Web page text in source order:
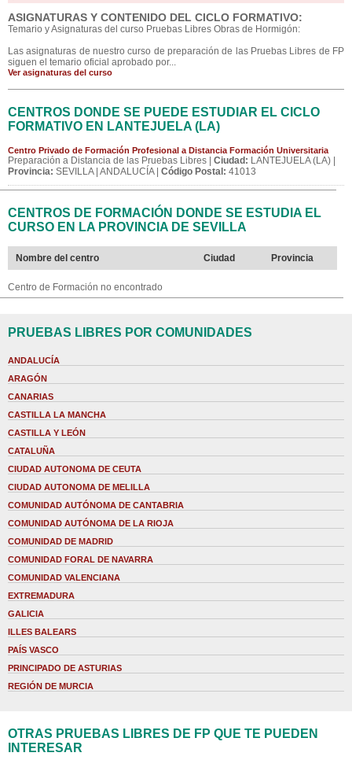
ASIGNATURAS Y CONTENIDO DEL CICLO FORMATIVO:
Temario y Asignaturas del curso Pruebas Libres Obras de Hormigón:
Las asignaturas de nuestro curso de preparación de las Pruebas Libres de FP
siguen el temario oficial aprobado por...
Ver asignaturas del curso
CENTROS DONDE SE PUEDE ESTUDIAR EL CICLO
FORMATIVO EN LANTEJUELA (LA)
Centro Privado de Formación Profesional a Distancia Formación Universitaria
Preparación a Distancia de las Pruebas Libres | Ciudad: LANTEJUELA (LA) |
Provincia: SEVILLA | ANDALUCÍA | Código Postal: 41013
CENTROS DE FORMACIÓN DONDE SE ESTUDIA EL
CURSO EN LA PROVINCIA DE SEVILLA
Nombre del centro Ciudad Provincia
Centro de Formación no encontrado
PRUEBAS LIBRES POR COMUNIDADES
ANDALUCÍA
ARAGÓN
CANARIAS
CASTILLA LA MANCHA
CASTILLA Y LEÓN
CATALUÑA
CIUDAD AUTONOMA DE CEUTA
CIUDAD AUTONOMA DE MELILLA
COMUNIDAD AUTÓNOMA DE CANTABRIA
COMUNIDAD AUTÓNOMA DE LA RIOJA
COMUNIDAD DE MADRID
COMUNIDAD FORAL DE NAVARRA
COMUNIDAD VALENCIANA
EXTREMADURA
GALICIA
ILLES BALEARS
PAÍS VASCO
PRINCIPADO DE ASTURIAS
REGIÓN DE MURCIA
OTRAS PRUEBAS LIBRES DE FP QUE TE PUEDEN
INTERESAR